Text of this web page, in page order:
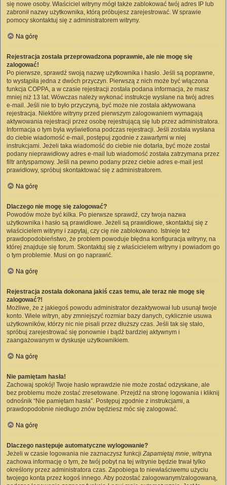
się nowe osoby. Właściciel witryny mógł także zablokować twój adres IP lub
zabronił nazwy użytkownika, którą próbujesz zarejestrować. W sprawie
pomocy skontaktuj się z administratorem witryny.
Na górę
Rejestracja została przeprowadzona poprawnie, ale nie mogę się
zalogować!
Po pierwsze, sprawdź swoją nazwę użytkownika i hasło. Jeśli są poprawne,
to wystąpiła jedna z dwóch przyczyn. Pierwszą z nich może być włączona
funkcja COPPA, a w czasie rejestracji została podana informacja, że masz
mniej niż 13 lat. Wówczas należy wykonać instrukcje wysłane na twój adres
e-mail. Jeśli nie to było przyczyną, być może nie została aktywowana
rejestracja. Niektóre witryny przed pierwszym zalogowaniem wymagają
aktywowania rejestracji przez osobę rejestrującą się lub przez administratora.
Informacja o tym była wyświetlona podczas rejestracji. Jeśli została wysłana
do ciebie wiadomość e-mail, postępuj zgodnie z zawartymi w niej
instrukcjami. Jeżeli taka wiadomość do ciebie nie dotarła, być może został
podany nieprawidłowy adres e-mail lub wiadomość została zatrzymana przez
filtr antyspamowy. Jeśli na pewno podany przez ciebie adres e-mail jest
prawidłowy, spróbuj skontaktować się z administratorem.
Na górę
Dlaczego nie mogę się zalogować?
Powodów może być kilka. Po pierwsze sprawdź, czy twoja nazwa
użytkownika i hasło są prawidłowe. Jeżeli są prawidłowe, skontaktuj się z
właścicielem witryny i zapytaj, czy cię nie zablokowano. Istnieje też
prawdopodobieństwo, że problem powoduje błędna konfiguracja witryny, na
której znajduje się forum. Skontaktuj się z właścicielem witryny i powiadom go
o tym problemie. Musi on go naprawić.
Na górę
Rejestracja została dokonana jakiś czas temu, ale teraz nie mogę się
zalogować?!
Możliwe, że z jakiegoś powodu administrator dezaktywował lub usunął twoje
konto. Wiele witryn, aby zmniejszyć rozmiar bazy danych, cyklicznie usuwa
użytkowników, którzy nic nie pisali przez dłuższy czas. Jeśli tak się stało,
spróbuj zarejestrować się ponownie i bądź bardziej aktywnym i
zaangażowanym w dyskusje użytkownikiem.
Na górę
Nie pamiętam hasła!
Zachowaj spokój! Twoje hasło wprawdzie nie może zostać odzyskane, ale
bez problemu może zostać zresetowane. Przejdź na stronę logowania i kliknij
odnośnik “Nie pamiętam hasła”. Postępuj zgodnie z instrukcjami, a
prawdopodobnie niedługo znów będziesz móc się zalogować.
Na górę
Dlaczego następuje automatyczne wylogowanie?
Jeżeli w czasie logowania nie zaznaczysz funkcjiZapamiętaj mnie, witryna
zachowa informację o tym, że twój pobyt na tej witrynie będzie trwał tylko
określony przez administratora czas. Zapobiega to niewłaściwemu użyciu
twojego konta przez kogoś innego. Aby pozostać zalogowanym/zalogowaną,